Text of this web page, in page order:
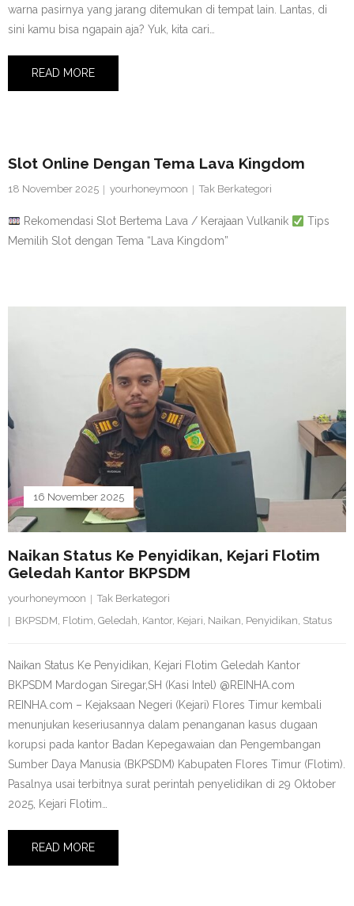
warna pasirnya yang jarang ditemukan di tempat lain. Lantas, di
sini kamu bisa ngapain aja? Yuk, kita cari…
READ MORE
Slot Online Dengan Tema Lava Kingdom
18 November 2025 yourhoneymoon Tak Berkategori
Rekomendasi Slot Bertema Lava / Kerajaan Vulkanik
Tips
Memilih Slot dengan Tema “Lava Kingdom”
Naikan Status Ke Penyidikan, Kejari Flotim
Geledah Kantor BKPSDM
16 November 2025
yourhoneymoon
Tak Berkategori
BKPSDM, Flotim, Geledah, Kantor, Kejari, Naikan, Penyidikan, Status
Naikan Status Ke Penyidikan, Kejari Flotim Geledah Kantor
BKPSDM Mardogan Siregar,SH (Kasi Intel) @REINHA.com
REINHA.com – Kejaksaan Negeri (Kejari) Flores Timur kembali
menunjukan keseriusannya dalam penanganan kasus dugaan
korupsi pada kantor Badan Kepegawaian dan Pengembangan
Sumber Daya Manusia (BKPSDM) Kabupaten Flores Timur (Flotim).
Pasalnya usai terbitnya surat perintah penyelidikan di 29 Oktober
2025, Kejari Flotim…
READ MORE